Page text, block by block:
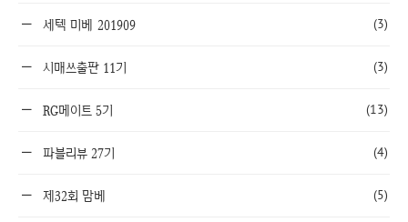
세텍 미베 201909 (3)
시매쓰출판 11기 (3)
RG메이트 5기 (13)
파블리뷰 27기 (4)
제32회 맘베 (5)